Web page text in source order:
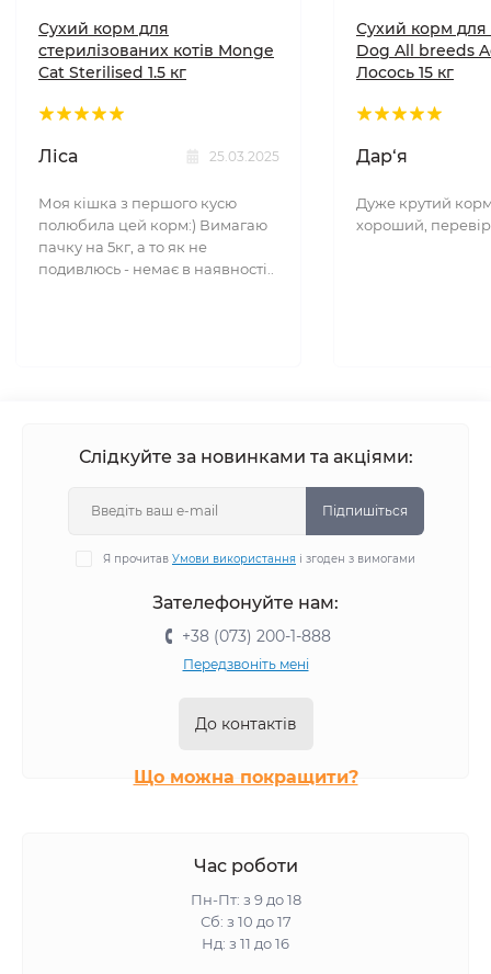
Сухий корм для
стерилізованих котів Monge
Cat Sterilised 1.5 кг
Ліса 25.03.2025
Моя кішка з першого кусю
полюбила цей корм:) Вимагаю
пачку на 5кг, а то як не
подивлюсь - немає в наявності..
Сухий корм для
Dog All breeds
Лосось 15 кг
Дар‘я
Дуже крутий
хороший,
Слідкуйте за новинками та акціями:
Підпишіться
Я прочитав Умови використання і згоден з вимогами
Зателефонуйте нам:
+38 (073) 200-1-888
Передзвоніть мені
До контактів
Що можна покращити?
Час роботи
Пн-Пт: з 9 до 18
Сб: з 10 до 17
Нд: з 11 до 16